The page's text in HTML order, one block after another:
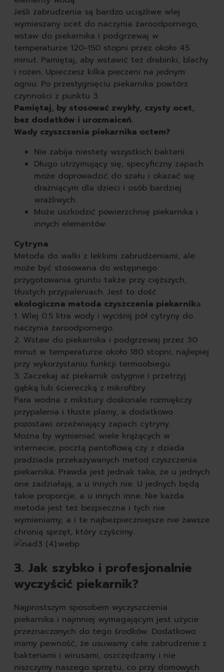
Jeśli zabrudzenia są bardzo uciążliwe wlej
wymieszany ocet do naczynia żaroodpornego,
wstaw do piekarnika i podgrzewaj w
temperaturze 120-150 stopni przez około 45
minut. Pamiętaj, aby wstawić też drabinki, blachy
i rożen. Upieczesz kilka pieczeni na jednym
ogniu. Po przestygnięciu piekarnika powtórz
czynności z punktu 3.
Pamiętaj, by stosować zwykły, czysty ocet,
bez dodatków i urozmaiceń.
Wady czyszczenia piekarnika octem?
Nie zabija niestety wszystkich bakterii.
Długo utrzymujący się, specyficzny zapach
może doprowadzić do szału i okazać się
drażniącym dla dzieci i osób bardziej
wrażliwych.
Może uszkodzić powierzchnię piekarnika i
innych elementów.
Cytryna
Metoda do walki z lekkimi zabrudzeniami, ale
może być stosowana do wstępnego
przygotowania gruntu także przy cięższych,
tłustych przypaleniach. Jest to dość
ekologiczna metoda czyszczenia piekarnika.
1. Wlej 0.5 litra wody i wyciśnij pół cytryny do
naczynia żaroodpornego.
2. Wstaw do piekarnika i podgrzewaj przez 30
minut w temperaturze około 180 stopni, najlepiej
przy wykorzystaniu funkcji termoobiegu.
3. Zaczekaj aż piekarnik ostygnie i przetrzyj
gąbką lub ściereczką z mikrofibry.
Para wodna z mikstury doskonale rozmiękczy
przypalenia i tłuste plamy, a dodatkowo
pozostawi orzeźwiający zapach cytryny.
Można by wymieniać wiele krążących w
internecie, pocztą pantoflową czy z dziada
pradziada przekazywanych metod czyszczenia
piekarnika. Prawda jest jednak taka, że u jednych
one zadziałają, a u innych nie. U jednych będą
takie proporcje, a u innych inne. Nie każda
metoda jest też bezpieczna i tych nie
wymieniamy, a i te najbezpieczniejsze nie zawsze
chronią sprzęt, który czyścimy.
3. Jak szybko i profesjonalnie
wyczyścić piekarnik?
Najprostszym sposobem wyczyszczenia
piekarnika i najmniej wymagającym jest użycie
przeznaczonych do tego środków. Dodatkowo
mamy pewność, że usuwamy całe zabrudzenie z
bakteriami i wirusami, oszczędzamy i nie
niszczymy naszego sprzętu, co przy domowych